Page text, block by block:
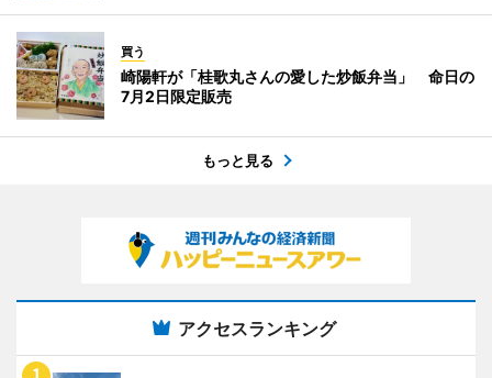
買う
崎陽軒が「桂歌丸さんの愛した炒飯弁当」 命日の
7月2日限定販売
もっと見る
アクセスランキング